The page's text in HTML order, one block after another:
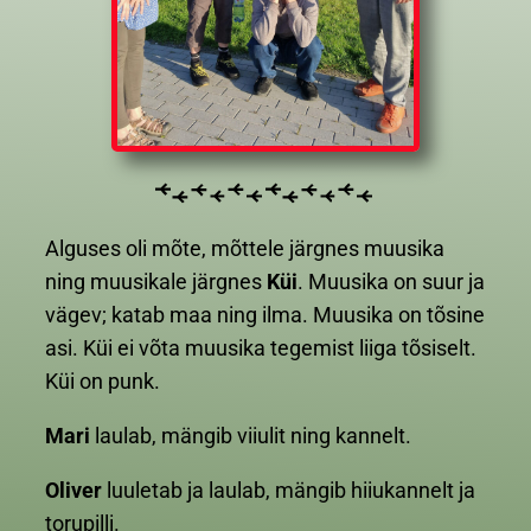
Alguses oli mõte, mõttele järgnes muusika
ning muusikale järgnes Küi. Muusika on suur ja
vägev; katab maa ning ilma. Muusika on tõsine
asi. Küi ei võta muusika tegemist liiga tõsiselt.
Küi on punk.
Mari laulab, mängib viiulit ning kannelt.
Oliver luuletab ja laulab, mängib hiiukannelt ja
torupilli.